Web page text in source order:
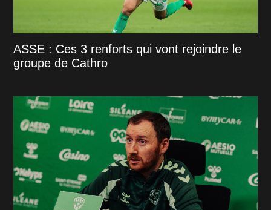
ASSE : Ces 3 renforts qui vont rejoindre le
groupe de Cathro